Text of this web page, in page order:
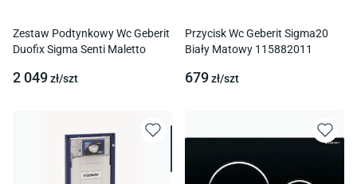
Zestaw Podtynkowy Wc Geberit
Duofix Sigma Senti Maletto
2 049zł/szt
Przycisk Wc Geberit Sigma20
Biały Matowy 115882011
679zł/szt